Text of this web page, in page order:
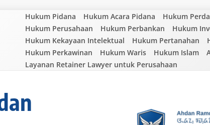
Hukum Pidana Hukum Acara Pidana Hukum
Hukum Perusahaan
Hukum Perbankan Hukum
Hukum Kekayaan Intelektual
Hukum Pertanahan
Hukum Perkawinan
Hukum Waris Hukum Islam
Layanan Retainer Lawyer untuk Perusahaan